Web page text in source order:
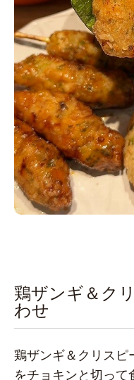
鶏ザンギ＆ク
わせ
鶏ザンギ＆クリスピ
をチョキンと切って